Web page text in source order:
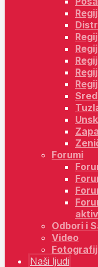
Forumi
Odbori i
Video
Naši ljudi